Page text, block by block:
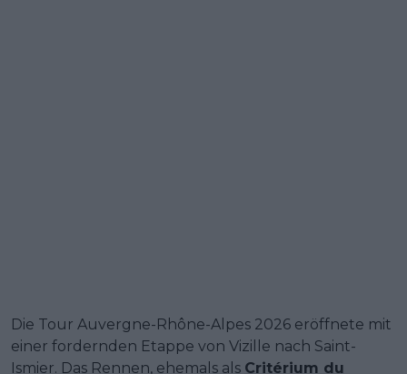
Die Tour Auvergne-Rhône-Alpes 2026 eröffnete mit
einer fordernden Etappe von Vizille nach Saint-
Ismier. Das Rennen, ehemals als Critérium du